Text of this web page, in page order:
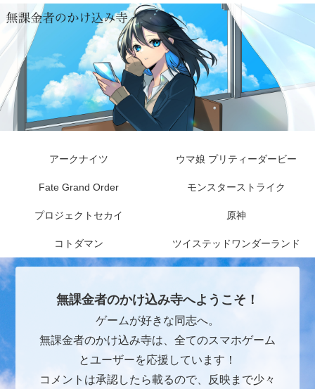
アークナイツ ウマ娘 プリティーダービー
Fate Grand Order モンスターストライク
プロジェクトセカイ 原神
コトダマン ツイステッドワンダーランド
無課金者のかけ込み寺へようこそ！
ゲームが好きな同志へ。
無課金者のかけ込み寺は、全てのスマホゲーム
とユーザーを応援しています！
コメントは承認したら載るので、反映まで少々